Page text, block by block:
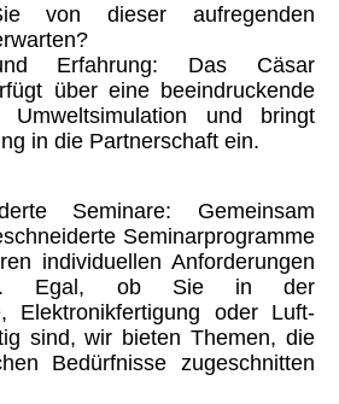
von dieser aufregenden
Erfahrung: Das Cäsar
über eine beeindruckende
und bringt
in die Partnerschaft ein.
Seminare: Gemeinsam
Seminarprogramme
individuellen Anforderungen
Egal, ob Sie in der
Elektronikfertigung oder Luft-
sind, wir bieten Themen, die
Bedürfnisse zugeschnitten